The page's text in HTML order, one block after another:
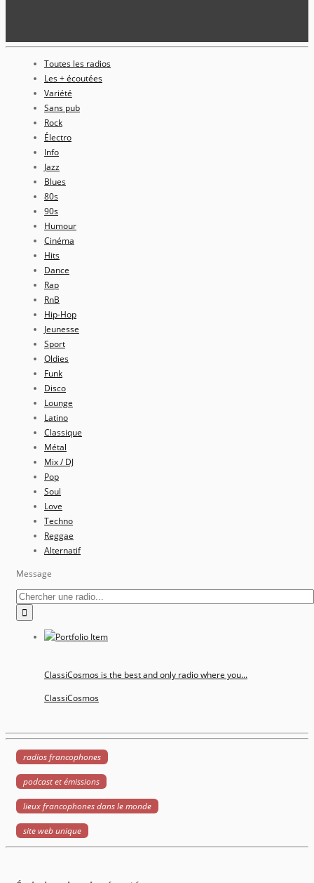
Toutes les radios
Les + écoutées
Variété
Sans pub
Rock
Électro
Info
Jazz
Blues
80s
90s
Humour
Cinéma
Hits
Dance
Rap
RnB
Hip-Hop
Jeunesse
Sport
Oldies
Funk
Disco
Lounge
Latino
Classique
Métal
Mix / DJ
Pop
Soul
Love
Techno
Reggae
Alternatif
Message
ClassiCosmos is the best and only radio where you...
ClassiCosmos
radios francophones
podcast et émissions
lieux francophones dans le monde
site web unique